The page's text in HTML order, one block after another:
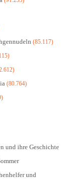
(85.117)
(80.764)
und ihre Geschichte
und